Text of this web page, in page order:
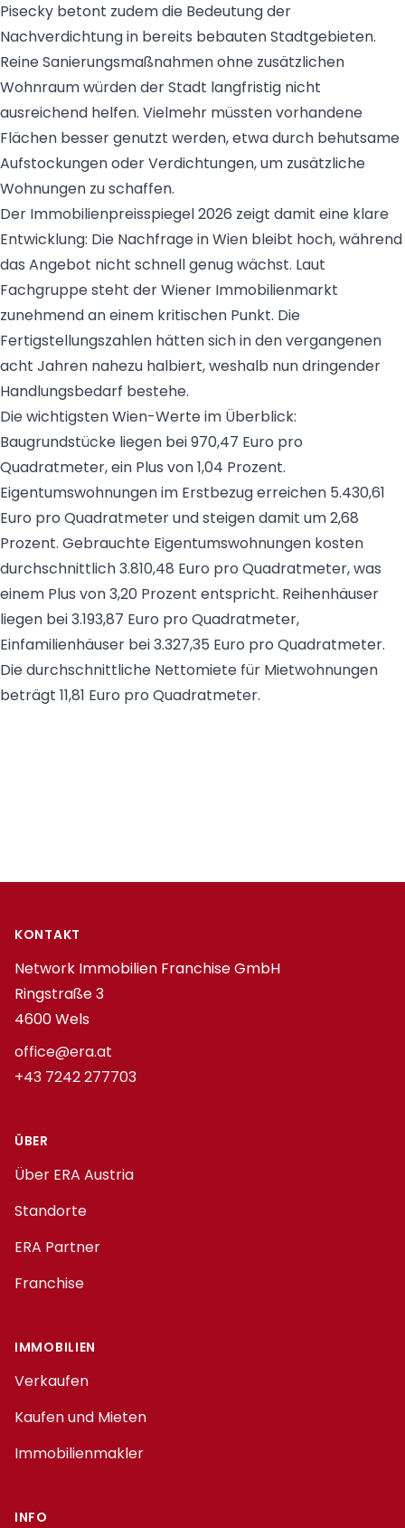
Pisecky betont zudem die Bedeutung der
Nachverdichtung in bereits bebauten Stadtgebieten.
Reine Sanierungsmaßnahmen ohne zusätzlichen
Wohnraum würden der Stadt langfristig nicht
ausreichend helfen. Vielmehr müssten vorhandene
Flächen besser genutzt werden, etwa durch behutsame
Aufstockungen oder Verdichtungen, um zusätzliche
Wohnungen zu schaffen.
Der Immobilienpreisspiegel 2026 zeigt damit eine klare
Entwicklung: Die Nachfrage in Wien bleibt hoch, während
das Angebot nicht schnell genug wächst. Laut
Fachgruppe steht der Wiener Immobilienmarkt
zunehmend an einem kritischen Punkt. Die
Fertigstellungszahlen hätten sich in den vergangenen
acht Jahren nahezu halbiert, weshalb nun dringender
Handlungsbedarf bestehe.
Die wichtigsten Wien-Werte im Überblick:
Baugrundstücke liegen bei 970,47 Euro pro
Quadratmeter, ein Plus von 1,04 Prozent.
Eigentumswohnungen im Erstbezug erreichen 5.430,61
Euro pro Quadratmeter und steigen damit um 2,68
Prozent. Gebrauchte Eigentumswohnungen kosten
durchschnittlich 3.810,48 Euro pro Quadratmeter, was
einem Plus von 3,20 Prozent entspricht. Reihenhäuser
liegen bei 3.193,87 Euro pro Quadratmeter,
Einfamilienhäuser bei 3.327,35 Euro pro Quadratmeter.
Die durchschnittliche Nettomiete für Mietwohnungen
beträgt 11,81 Euro pro Quadratmeter.
Footer
KONTAKT
Network Immobilien Franchise GmbH
Ringstraße 3
4600 Wels
office@era.at
+43 7242 277703
ÜBER
Über ERA Austria
Standorte
ERA Partner
Franchise
IMMOBILIEN
Verkaufen
Kaufen und Mieten
Immobilienmakler
INFO